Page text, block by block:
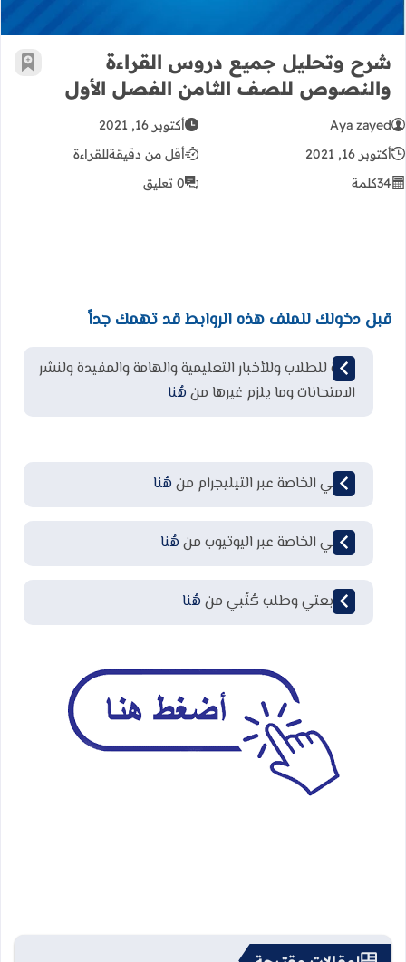
شرح وتحليل جميع دروس القراءة
والنصوص للصف الثامن الفصل الأول
أضف
Aya zayed
أكتوبر 16, 2021
أكتوبر 16, 2021
أقل من دقيقةللقراءة
34كلمة 0 تعليق
قبل دخولك للملف هذه الروابط قد تهمك جداً
قناة للطلاب وللأخبار التعليمية والهامة والمفيدة ولنشر
الامتحانات وما يلزم غيرها من هُنا
قناتي الخاصة عبر التيليجرام من هُنا
قناتي الخاصة عبر اليوتيوب من هُنا
لمتابعتي وطلب كُتُبي من هُنا